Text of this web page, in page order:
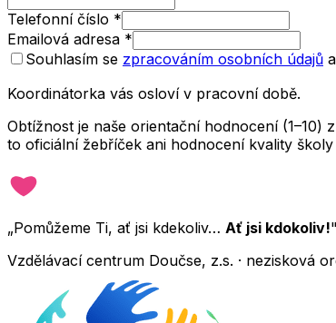
Telefonní číslo *
Emailová adresa *
Souhlasím se zpracováním osobních údajů a
Koordinátorka vás osloví v pracovní době.
Obtížnost je naše orientační hodnocení
to oficiální žebříček ani hodnocení kvality
„Pomůžeme Ti, ať jsi kdekoliv… Ať jsi kdokoliv!"
Vzdělávací centrum Doučse, z.s. · nezisková